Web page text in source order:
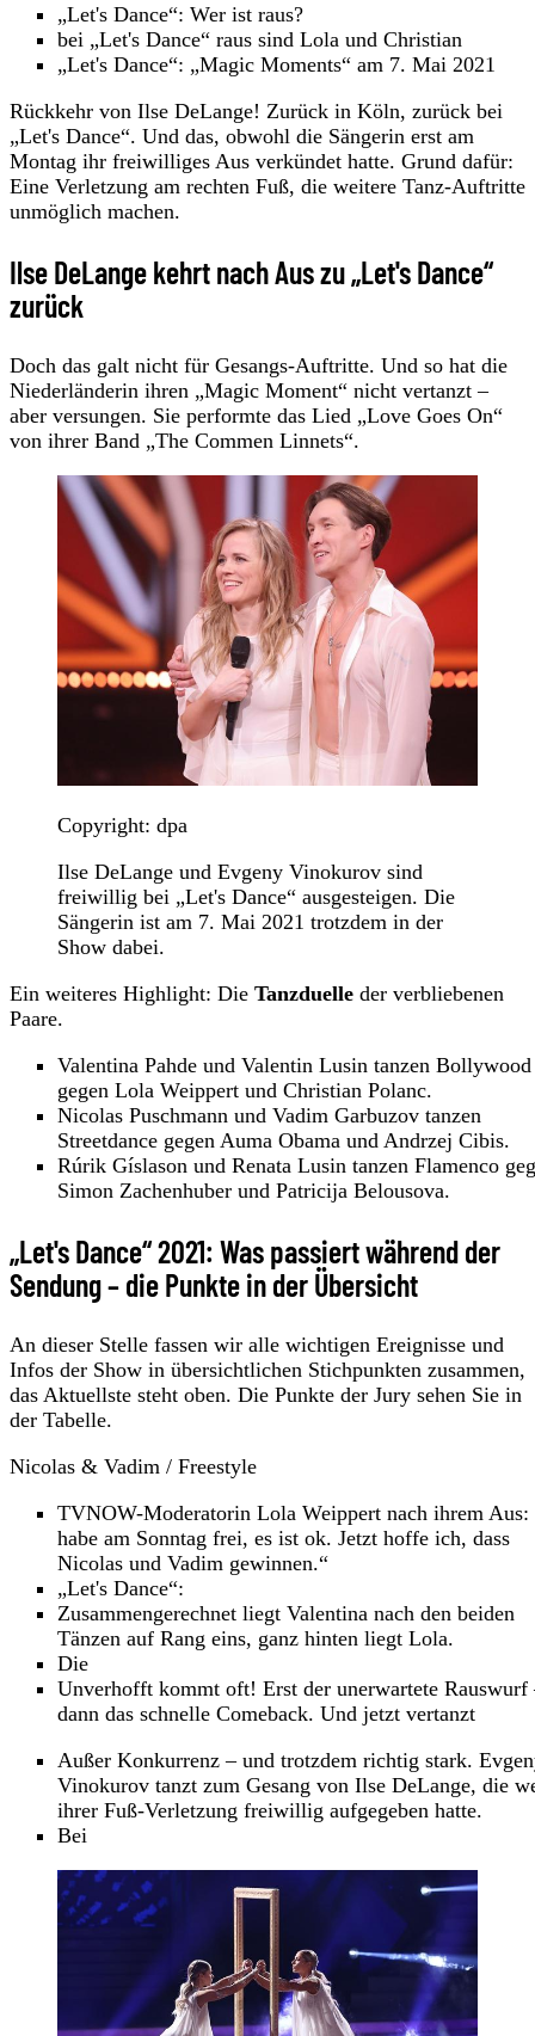
„Let's Dance“: Wer ist raus?
bei „Let's Dance“ raus sind Lola und Christian
„Let's Dance“: „Magic Moments“ am 7. Mai 2021
Rückkehr von Ilse DeLange! Zurück in Köln, zurück bei
„Let's Dance“. Und das, obwohl die Sängerin erst am
Montag ihr freiwilliges Aus verkündet hatte. Grund dafür:
Eine Verletzung am rechten Fuß, die weitere Tanz-Auftritte
unmöglich machen.
Ilse DeLange kehrt nach Aus zu „Let's Dance“
zurück
Doch das galt nicht für Gesangs-Auftritte. Und so hat die
Niederländerin ihren „Magic Moment“ nicht vertanzt –
aber versungen. Sie performte das Lied „Love Goes On“
von ihrer Band „The Commen Linnets“.
Copyright: dpa
Ilse DeLange und Evgeny Vinokurov sind
freiwillig bei „Let's Dance“ ausgesteigen. Die
Sängerin ist am 7. Mai 2021 trotzdem in der
Show dabei.
Ein weiteres Highlight: Die Tanzduelle der verbliebenen
Paare.
Valentina Pahde und Valentin Lusin tanzen Bollywood
gegen Lola Weippert und Christian Polanc.
Nicolas Puschmann und Vadim Garbuzov tanzen
Streetdance gegen Auma Obama und Andrzej Cibis.
Rúrik Gíslason und Renata Lusin tanzen Flamenco
Simon Zachenhuber und Patricija Belousova.
„Let's Dance“ 2021: Was passiert während der
Sendung – die Punkte in der Übersicht
An dieser Stelle fassen wir alle wichtigen Ereignisse und
Infos der Show in übersichtlichen Stichpunkten zusammen,
das Aktuellste steht oben. Die Punkte der Jury sehen Sie in
der Tabelle.
Nicolas & Vadim / Freestyle
TVNOW-Moderatorin Lola Weippert nach ihrem Aus:
habe am Sonntag frei, es ist ok. Jetzt hoffe ich, dass
Nicolas und Vadim gewinnen.“
„Let's Dance“:
Zusammengerechnet liegt Valentina nach den beiden
Tänzen auf Rang eins, ganz hinten liegt Lola.
Die
Unverhofft kommt oft! Erst der unerwartete Rauswurf
dann das schnelle Comeback. Und jetzt vertanzt
Außer Konkurrenz – und trotzdem richtig stark.
Vinokurov tanzt zum Gesang von Ilse DeLange, die
ihrer Fuß-Verletzung freiwillig aufgegeben hatte.
Bei